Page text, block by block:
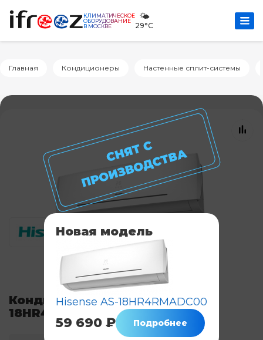
КЛИМАТИЧЕСКОЕ
ОБОРУДОВАНИЕ
В МОСКВЕ
🌤️
29°C
Главная Кондиционеры Настенные сплит-системы
Кондиционер Hisense AS-
18HR4SMADC015
Новая модель
Hisense AS-18HR4RMADC00
59 690 ₽ Подробнее